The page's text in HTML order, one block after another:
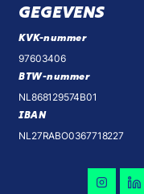
GEGEVENS
KVK-nummer
97603406
BTW-nummer
NL868129574B01
IBAN
NL27RABO0367718227